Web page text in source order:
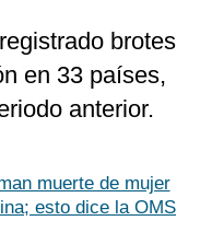
brotes
en 33 países,
anterior.
muerte de mujer
esto dice la OMS